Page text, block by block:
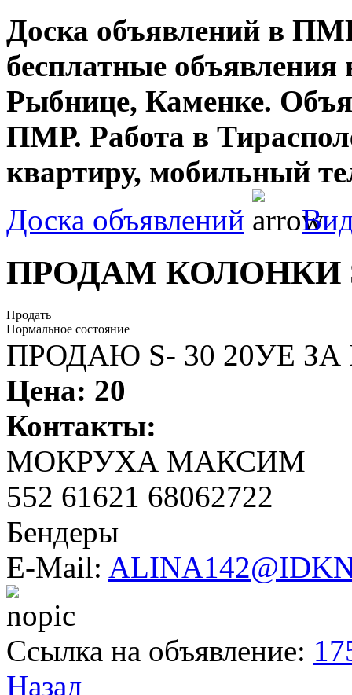
Доска объявлений в
бесплатные объявления
Рыбнице, Каменке.
ПМР. Работа в
квартиру, мобильный
Доска объявлений
ПРОДАМ КОЛОНКИ
Продать
Нормальное состояние
ПРОДАЮ S- 30 20УЕ
Цена: 20
Контакты:
МОКРУХА МАКСИМ
552 61621 68062722
Бендеры
E-Mail:
Ссылка на объявление:
Назад